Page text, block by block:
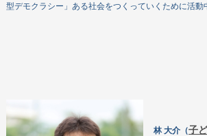
型デモクラシー」ある社会をつくっていくために活動
林 大介（子